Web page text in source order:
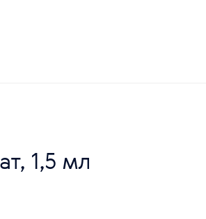
1,5 мл